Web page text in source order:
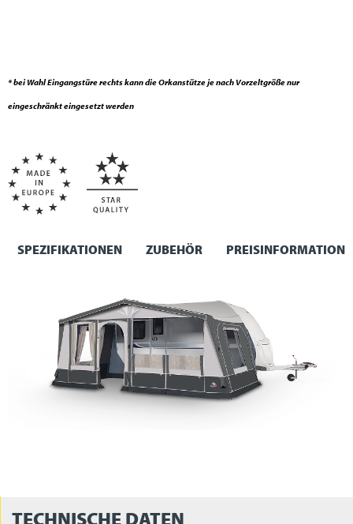
* bei Wahl Eingangstüre rechts kann die Orkanstütze je nach Vorzeltgröße nur
eingeschränkt eingesetzt werden
SPEZIFIKATIONEN ZUBEHÖR PREISINFORMATION
TECHNISCHE DATEN